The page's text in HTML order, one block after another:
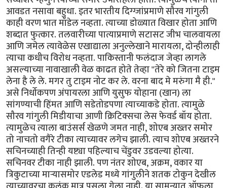
आवडत नसावा बहुधा. इतर भारतीय दिग्ग्जांप्रमाणे सौरव गांगुली
काही वरण भात मॉडेल नव्हता. त्याच्या डोळ्यात विखार होता आणि
शब्दात फुत्कार. तलवारीच्या पात्याप्रमाणे सटासट जीभ चालवायला
आणि जमेल त्यावेळेस एखाद्याला अनुल्लेखाने मारायला, दोन्हीलाही
त्याचा कधीच विरोध नव्हता. पाकिस्तानी फलंदाज जेव्हा लागले
असल्याच्या नावाखाली वेळ काढत होते तेव्हा "तेरे को जितना टाइम
लेना है ले ले. मगर तु टाइम नोट कर ले. वरना बाद मे मरुंगा मै ही."
असे निर्धोकपण अंपायरला आणि युसुफ योहाना (खान) ला
सांगण्याची हिंमत आणि सडेतोडपणा त्याच्याकडे होता. त्यामुळे
सौरव गांगुली मिडीयाचा आणी क्रिटिक्सचा लेस फेवर्ड बॉय होता.
त्यामुळेच त्याला बाउंसर्स खेळणे जमत नाही, शोएब अख्तर समोर
तो नाचतो वगैरे टीका त्याच्यावर लगेच झाली. त्याच शोएब अख्तरने
सचिनच्याही तिन्ही यष्ट्या पहिल्याच चेंडुवर उडवल्या होत्या.
सचिनवर टीका नाही झाली. पण नंतर शोएब, अक्रम, वकार या
त्रिकुटाच्या मार्‍यासमोर एडलेड मध्ये गांगुलीने शतक टोकुन देखील